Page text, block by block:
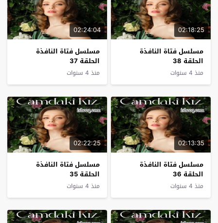
02:18:25
مسلسل فتاة النافذة
الحلقة 38
منذ 4 سنوات
02:24:04
مسلسل فتاة النافذة
الحلقة 37
منذ 4 سنوات
02:13:35
مسلسل فتاة النافذة
الحلقة 36
منذ 4 سنوات
02:22:25
مسلسل فتاة النافذة
الحلقة 35
منذ 4 سنوات